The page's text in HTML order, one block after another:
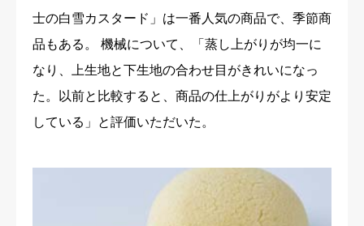
士の白雪カスタード」は一番人気の商品で、季節商
品もある。 機械について、「蒸し上がりが均一に
なり、上生地と下生地の合わせ目がきれいになっ
た。以前と比較すると、商品の仕上がりがより安定
している」と評価いただいた。